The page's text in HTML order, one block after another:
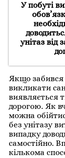
У побуті
унітаз від
Якщо забився
викликати
виявляється
дорогою. Як
можна
без унітазу
випадку
самостійно.
кількома